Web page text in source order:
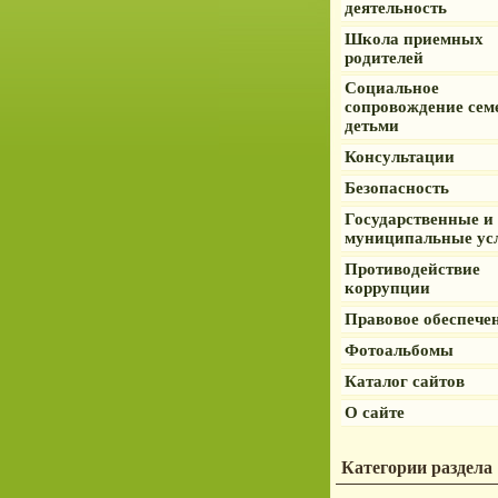
деятельность
Школа приемных
родителей
Социальное
сопровождение
детьми
Консультации
Безопасность
Государственные и
муниципальные
Противодействие
коррупции
Правовое
Фотоальбомы
Каталог сайтов
О сайте
Категории раздела